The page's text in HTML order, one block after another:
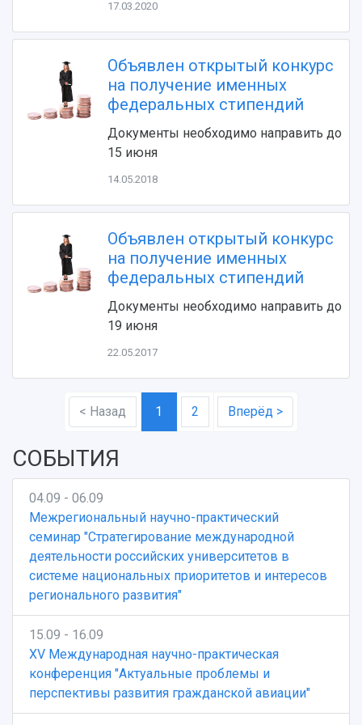
Устойчивое развитие
Кампус
3D-тур по университету
Музеи
Учебный аэродром
Центр истории авиационных двигателей
Ботанический сад
Международный межвузовский кампус
Сведения об образовательной организации
Официальные документы
Противодействие COVID-19
Журналы Самарского университета
Научные конференции
Публикации и издания
Отчеты о проведенных конференциях
17.03.2020
Объявлен открытый конкурс
на получение именных
федеральных стипендий
Документы необходимо направить до
15 июня
14.05.2018
Объявлен открытый конкурс
на получение именных
федеральных стипендий
Документы необходимо направить до
19 июня
22.05.2017
< Назад 1 2 Вперёд >
СОБЫТИЯ
04.09 - 06.09
Межрегиональный научно-практический
семинар "Стратегирование международной
деятельности российских университетов в
системе национальных приоритетов и интересов
регионального развития"
15.09 - 16.09
XV Международная научно-практическая
конференция "Актуальные проблемы и
перспективы развития гражданской авиации"